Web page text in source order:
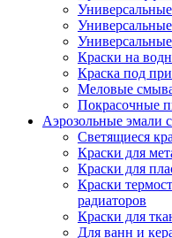
Краски на
Краска под
Меловые
Покрасочные
Аэрозольные эмали
Светящиеся
Краски для
Краски для
Краски
радиаторов
Краски для
Для ванн и